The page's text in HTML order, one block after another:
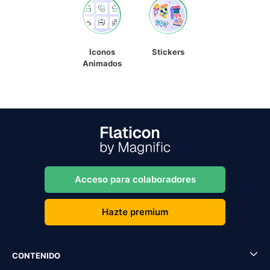
Iconos
Animados
Stickers
Acceso para colaboradores
Hazte premium
CONTENIDO